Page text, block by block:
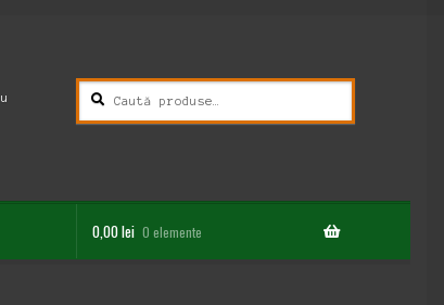
Caută
după:
Caută
0,00lei 0 elemente